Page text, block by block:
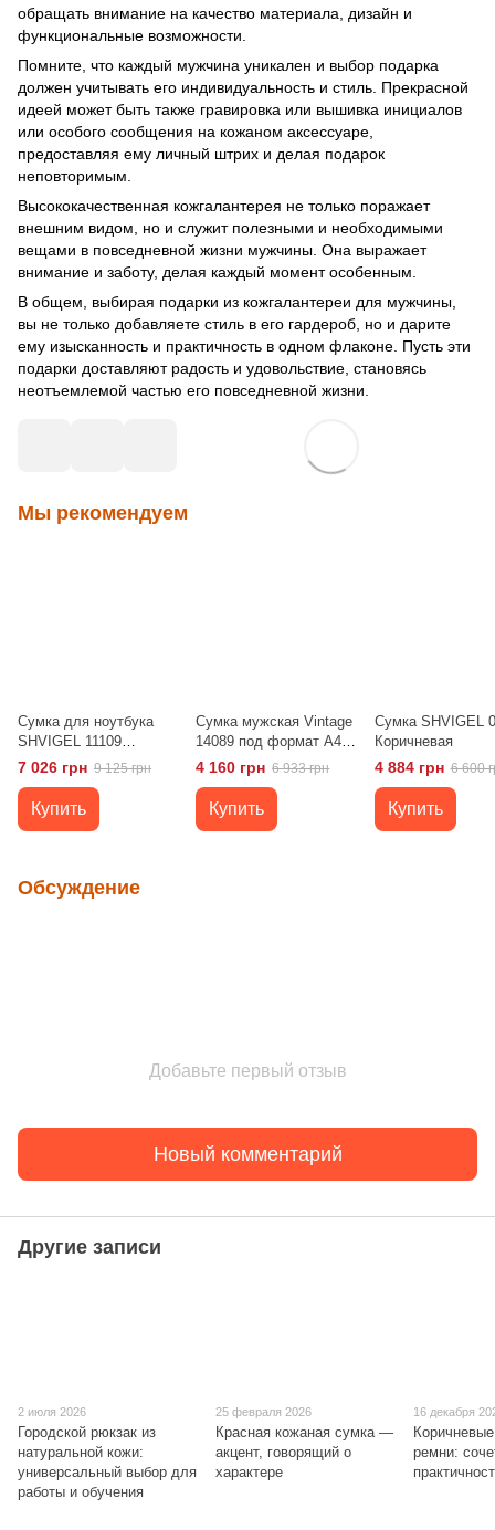
обращать внимание на качество материала, дизайн и
функциональные возможности.
Помните, что каждый мужчина уникален и выбор подарка
должен учитывать его индивидуальность и стиль. Прекрасной
идеей может быть также гравировка или вышивка инициалов
или особого сообщения на кожаном аксессуаре,
предоставляя ему личный штрих и делая подарок
неповторимым.
Высококачественная кожгалантерея не только поражает
внешним видом, но и служит полезными и необходимыми
вещами в повседневной жизни мужчины. Она выражает
внимание и заботу, делая каждый момент особенным.
В общем, выбирая подарки из кожгалантереи для мужчины,
вы не только добавляете стиль в его гардероб, но и дарите
ему изысканность и практичность в одном флаконе. Пусть эти
подарки доставляют радость и удовольствие, становясь
неотъемлемой частью его повседневной жизни.
Мы рекомендуем
Сумка для ноутбука
SHVIGEL 11109
кожаная Коричневая
7 026 грн 9 125 грн
Купить
Сумка мужская Vintage
14089 под формат А4
Коричневая
4 160 грн 6 933 грн
Купить
Сумка SHVIGEL
Коричневая
4 884 грн 6 600
Купить
Обсуждение
Добавьте первый отзыв
Новый комментарий
Другие записи
2 июля 2026
Городской рюкзак из
натуральной кожи:
универсальный выбор для
работы и обучения
25 февраля 2026
Красная кожаная сумка —
акцент, говорящий о
характере
16 декабря
ремни: